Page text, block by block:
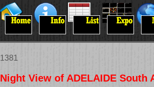
1381
Night View of ADELAIDE South